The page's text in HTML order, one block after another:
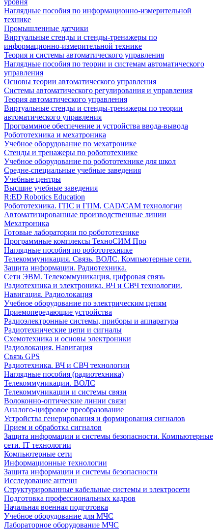
уровня
Наглядные пособия по информационно-измерительной
технике
Промышленные датчики
Виртуальные стенды и стенды-тренажеры по
информационно-измерительной технике
Теория и системы автоматического управления
Наглядные пособия по теории и системам автоматического
управления
Основы теории автоматического управления
Системы автоматического регулирования и управления
Теория автоматического управления
Виртуальные стенды и стенды-тренажеры по теории
автоматического управления
Программное обеспечение и устройства ввода-вывода
Робототехника и мехатроника
Учебное оборудование по мехатронике
Стенды и тренажеры по робототехнике
Учебное оборудование по робототехнике для школ
Средне-специальные учебные заведения
Учебные центры
Высшие учебные заведения
R:ED Robotics Education
Робототехника. ГПС и ГПМ, CAD/CAM технологии
Автоматизированные производственные линии
Мехатроника
Готовые лаборатории по робототехнике
Программные комплексы ТехноСИМ Про
Наглядные пособия по робототехнике
Телекоммуникация. Связь. ВОЛС. Компьютерные сети.
Защита информации. Радиотехника.
Сети ЭВМ. Телекоммуникация, цифровая связь
Радиотехника и электроника. ВЧ и СВЧ технологии.
Навигация. Радиолокация
Учебное оборудование по электрическим цепям
Приемопередающие устройства
Радиоэлектронные системы, приборы и аппаратура
Радиотехнические цепи и сигналы
Схемотехника и основы электроники
Радиолокация. Навигация
Связь GPS
Радиотехника. ВЧ и СВЧ технологии
Наглядные пособия (радиотехника)
Телекоммуникации. ВОЛС
Телекоммуникации и системы связи
Волоконно-оптические линии связи
Аналого-цифровое преобразование
Устройства генерирования и формирования сигналов
Прием и обработка сигналов
Защита информации и системы безопасности. Компьютерные
сети. IT технологии
Компьютерные сети
Информационные технологии
Защита информации и системы безопасности
Исследование антенн
Структурированные кабельные системы и электросети
Подготовка профессиональных кадров
Начальная военная подготовка
Учебное оборудование для МЧС
Лабораторное оборудование МЧС